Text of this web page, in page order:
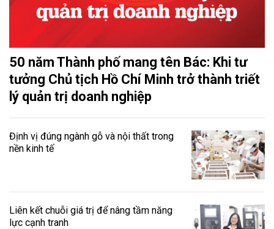
50 năm Thành phố mang tên Bác: Khi tư
tưởng Chủ tịch Hồ Chí Minh trở thành triết
lý quản trị doanh nghiệp
Định vị đúng ngành gỗ và nội thất trong
nền kinh tế
Liên kết chuỗi giá trị để nâng tầm năng
lực cạnh tranh